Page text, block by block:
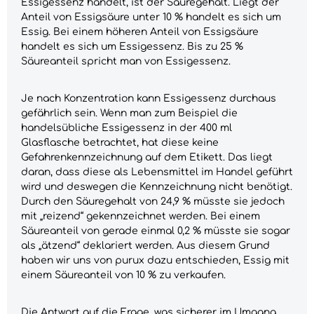
Essigessenz handelt, ist der Säuregehalt. Liegt der
Anteil von Essigsäure unter 10 % handelt es sich um
Essig. Bei einem höheren Anteil von Essigsäure
handelt es sich um Essigessenz. Bis zu 25 %
Säureanteil spricht man von Essigessenz.
Je nach Konzentration kann Essigessenz durchaus
gefährlich sein. Wenn man zum Beispiel die
handelsübliche Essigessenz in der 400 ml
Glasflasche betrachtet, hat diese keine
Gefahrenkennzeichnung auf dem Etikett. Das liegt
daran, dass diese als Lebensmittel im Handel geführt
wird und deswegen die Kennzeichnung nicht benötigt.
Durch den Säuregehalt von 24,9 % müsste sie jedoch
mit „reizend“ gekennzeichnet werden. Bei einem
Säureanteil von gerade einmal 0,2 % müsste sie sogar
als „ätzend“ deklariert werden. Aus diesem Grund
haben wir uns von purux dazu entschieden, Essig mit
einem Säureanteil von 10 % zu verkaufen.